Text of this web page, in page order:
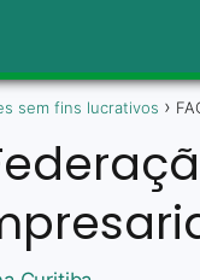
sem fins lucrativos